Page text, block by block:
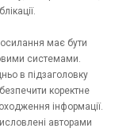
має бути
системами.
в підзаголовку
коректне
інформації.
авторами